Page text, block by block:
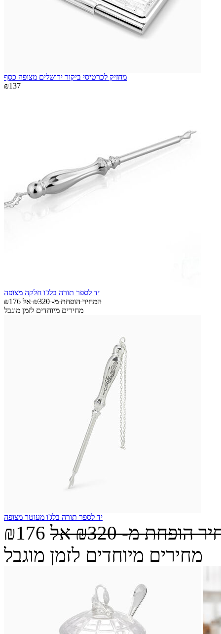
מחזיק לכרטיסי ביקור ירושלים מצופה כסף
₪137
יד לספר תורה בלג'ו חלקה מצופה
₪176
המחיר הופחת מ-₪320 אל
מחירים מיוחדים לזמן מוגבל
יד לספר תורה בלג'ו מעוטר מצופה
₪176 הופחת מ-₪320 אל
מחירים מיוחדים לזמן מוגבל